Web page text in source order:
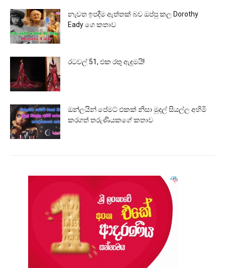
නැවත ඉපදීම ඇත්තක් බව ඔප්පු කල Dorothy
Eady ගෙ කතාව
රටවල් 51, එක රතු ඇඳුමයි!
ඔන්ලයින් පේමට් එකක් නිසා මුදල් සියල්ල අහිමි
කරගත් තරුණියකගේ කතාව